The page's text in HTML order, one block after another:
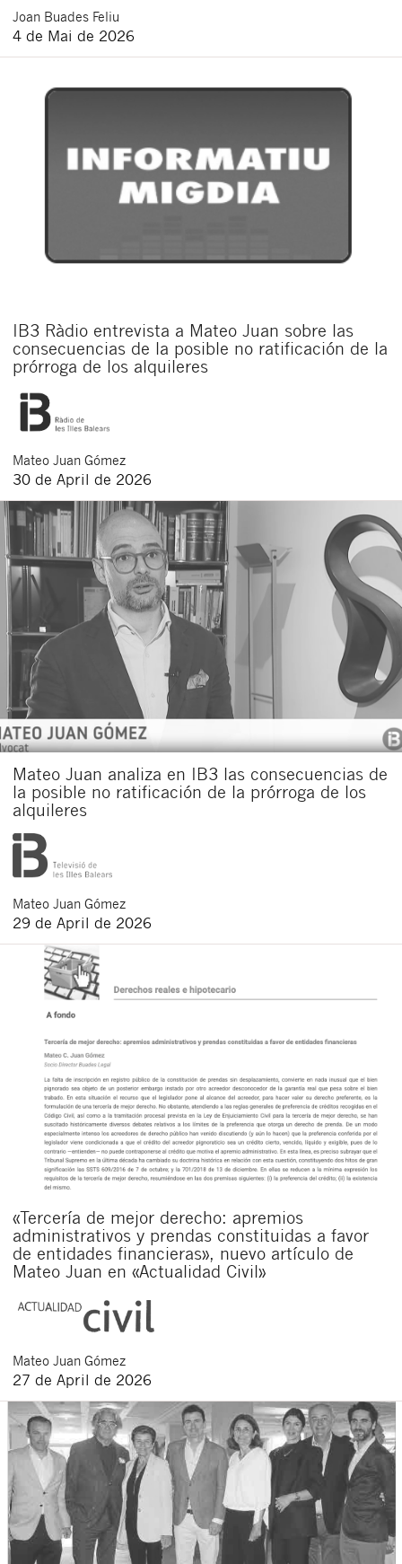
Joan Buades Feliu
4 de Mai de 2026
IB3 Ràdio entrevista a Mateo Juan sobre las
consecuencias de la posible no ratificación de la
prórroga de los alquileres
Mateo Juan Gómez
30 de April de 2026
Mateo Juan analiza en IB3 las consecuencias de
la posible no ratificación de la prórroga de los
alquileres
Mateo Juan Gómez
29 de April de 2026
«Tercería de mejor derecho: apremios
administrativos y prendas constituidas a favor
de entidades financieras», nuevo artículo de
Mateo Juan en «Actualidad Civil»
Mateo Juan Gómez
27 de April de 2026